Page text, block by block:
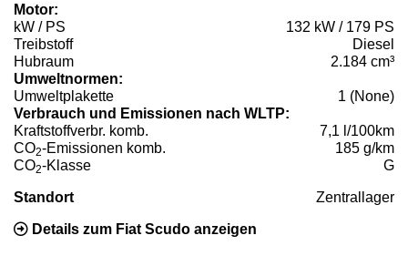
Motor:
kW / PS
132 kW / 179 PS
Treibstoff
Diesel
Hubraum
2.184 cm³
Umweltnormen:
Umweltplakette
1 (None)
Verbrauch und Emissionen nach WLTP:
Kraftstoffverbr. komb.
7,1 l/100km
CO2-Emissionen komb.
185 g/km
CO2-Klasse G
Standort Zentrallager
Details zum Fiat Scudo anzeigen